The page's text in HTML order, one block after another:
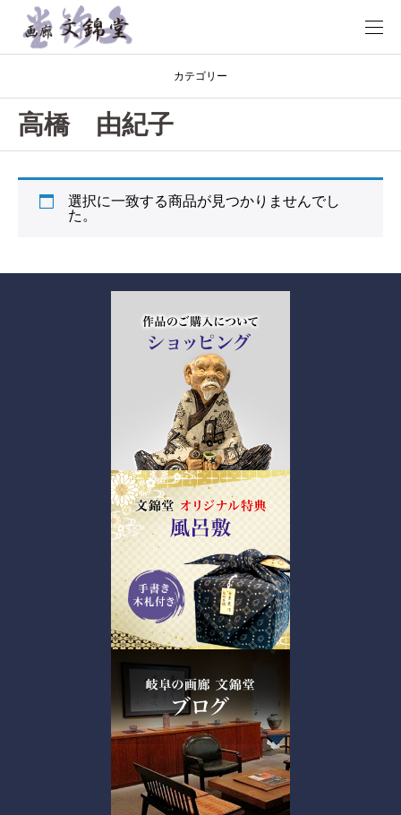
カテゴリー
高橋 由紀子
選択に一致する商品が見つかりませんでし
た。